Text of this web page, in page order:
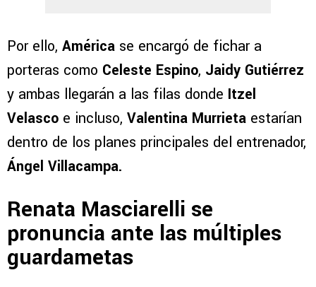
Por ello, América se encargó de fichar a
porteras como Celeste Espino, Jaidy Gutiérrez
y ambas llegarán a las filas donde Itzel
Velasco e incluso, Valentina Murrieta estarían
dentro de los planes principales del entrenador,
Ángel Villacampa.
Renata Masciarelli se
pronuncia ante las múltiples
guardametas